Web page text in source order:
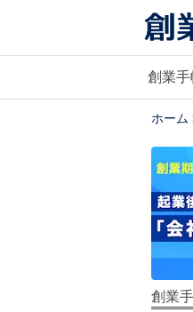
創業
ホーム
創業